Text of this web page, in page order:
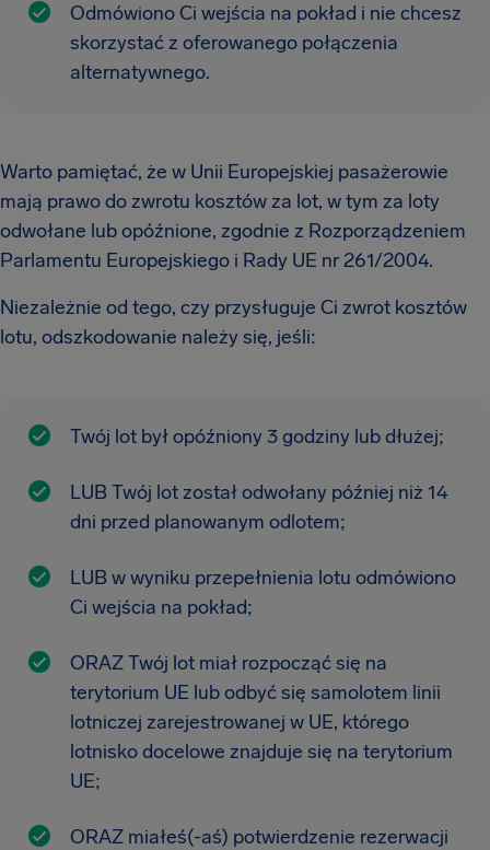
Odmówiono Ci wejścia na pokład i nie chcesz
skorzystać z oferowanego połączenia
alternatywnego.
Warto pamiętać, że w Unii Europejskiej pasażerowie
mają prawo do zwrotu kosztów za lot, w tym za loty
odwołane lub opóźnione, zgodnie z Rozporządzeniem
Parlamentu Europejskiego i Rady UE nr 261/2004.
Niezależnie od tego, czy przysługuje Ci zwrot kosztów
lotu, odszkodowanie należy się, jeśli:
Twój lot był opóźniony 3 godziny lub dłużej;
LUB Twój lot został odwołany później niż 14
dni przed planowanym odlotem;
LUB w wyniku przepełnienia lotu odmówiono
Ci wejścia na pokład;
ORAZ Twój lot miał rozpocząć się na
terytorium UE lub odbyć się samolotem linii
lotniczej zarejestrowanej w UE, którego
lotnisko docelowe znajduje się na terytorium
UE;
ORAZ miałeś(-aś) potwierdzenie rezerwacji